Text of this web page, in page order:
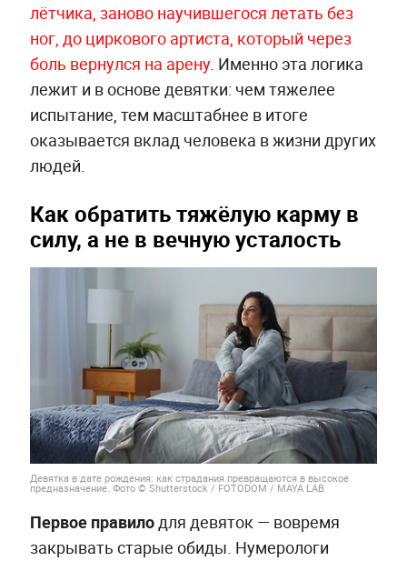
лётчика, заново научившегося летать без
ног, до циркового артиста, который через
боль вернулся на арену. Именно эта логика
лежит и в основе девятки: чем тяжелее
испытание, тем масштабнее в итоге
оказывается вклад человека в жизни других
людей.
Как обратить тяжёлую карму в
силу, а не в вечную усталость
Девятка в дате рождения: как страдания превращаются в высокое
предназначение. Фото © Shutterstock / FOTODOM / MAYA LAB
Первое правилодля девяток — вовремя
закрывать старые обиды. Нумерологи